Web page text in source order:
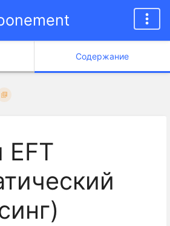
Содержание